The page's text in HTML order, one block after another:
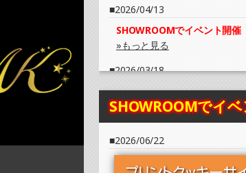
2026/04/13
SHOWROOMでイベント開催
»もっと見る
2026/03/18
SHOWROOMでイベント開
»もっと見る
SHOWROOMでイベント開
»もっと見る
SHOWROOMでイ
2026/06/22